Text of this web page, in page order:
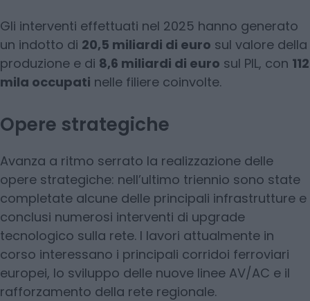
Gli interventi effettuati nel 2025 hanno generato
un indotto di 20,5 miliardi di euro sul valore della
produzione e di 8,6 miliardi di euro sul PIL, con 112
mila occupati nelle filiere coinvolte.
Opere strategiche
Avanza a ritmo serrato la realizzazione delle
opere strategiche: nell’ultimo triennio sono state
completate alcune delle principali infrastrutture e
conclusi numerosi interventi di upgrade
tecnologico sulla rete. I lavori attualmente in
corso interessano i principali corridoi ferroviari
europei, lo sviluppo delle nuove linee AV/AC e il
rafforzamento della rete regionale.